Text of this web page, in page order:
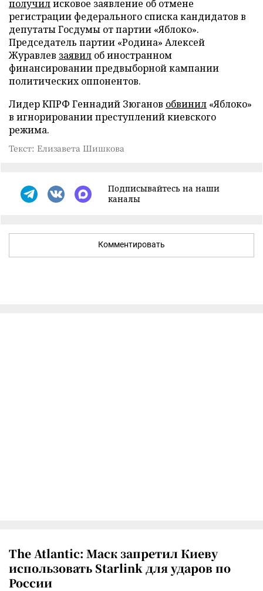
получилисковое заявление об отмене
регистрации федерального списка кандидатов в
депутаты Госдумы от партии «Яблоко».
Председатель партии «Родина» Алексей
Журавлев заявил об иностранном
финансировании предвыборной кампании
политических оппонентов.
Лидер КПРФ Геннадий Зюганов обвинил «Яблоко»
в игнорировании преступлений киевского
режима.
Текст: Елизавета Шишкова
Подписывайтесь на наши
каналы
Комментировать
The Atlantic: Маск запретил Киеву
использовать Starlink для ударов по
России